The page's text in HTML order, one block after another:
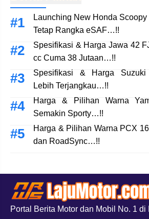
Launching New Honda
Tetap Rangka eSAF…!!
Spesifikasi & Harga Jawa 42
cc Cuma 38 Jutaan…!!
Spesifikasi & Harga Suzuki
Lebih Terjangkau…!!
Harga & Pilihan Warna
Semakin Sporty…!!
Harga & Pilihan Warna PCX
dan RoadSync…!!
Portal Berita Motor dan Mobil No. 1 di